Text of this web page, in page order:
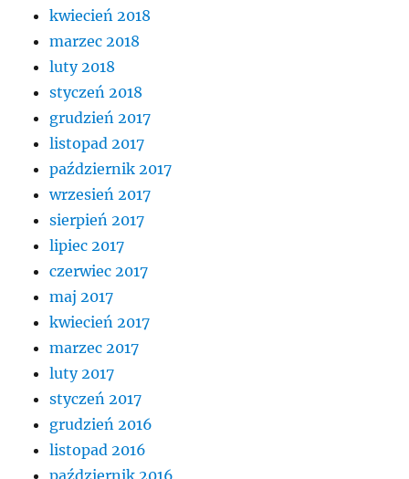
kwiecień 2018
marzec 2018
luty 2018
styczeń 2018
grudzień 2017
listopad 2017
październik 2017
wrzesień 2017
sierpień 2017
lipiec 2017
czerwiec 2017
maj 2017
kwiecień 2017
marzec 2017
luty 2017
styczeń 2017
grudzień 2016
listopad 2016
październik 2016